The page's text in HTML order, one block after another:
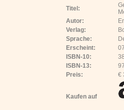
Titel:
Autor:
Verlag:
Sprache:
Erscheint:
ISBN-10:
ISBN-13:
Preis:
€
Kaufen auf